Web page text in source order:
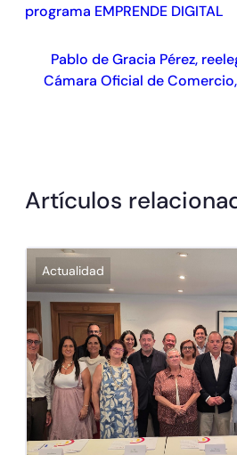
programa EMPRENDE DIGITAL
Pablo de Gracia Pérez,
Cámara Oficial de
Artículos
Actualidad